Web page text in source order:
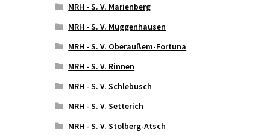
MRH - S. V. Marienberg
MRH - S. V. Müggenhausen
MRH - S. V. Oberaußem-Fortuna
MRH - S. V. Rinnen
MRH - S. V. Schlebusch
MRH - S. V. Setterich
MRH - S. V. Stolberg-Atsch